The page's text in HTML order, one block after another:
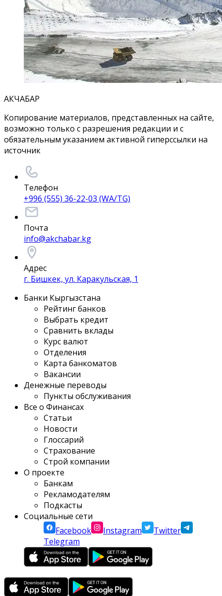
АКЧАБАР
Копирование материалов, представленных на сайте,
возможно только с разрешения редакции и с
обязательным указанием активной гиперссылки на
источник
Телефон
+996 (555) 36-22-03 (WA/TG)
Почта
info@akchabar.kg
Адрес
г. Бишкек, ул. Каракульская, 1
Банки Кыргызстана
Рейтинг банков
Выбрать кредит
Сравнить вклады
Курс валют
Отделения
Карта банкоматов
Вакансии
Денежные переводы
Пункты обслуживания
Все о Финансах
Статьи
Новости
Глоссарий
Страхование
Строй компании
О проекте
Банкам
Рекламодателям
Подкасты
Социальные сети
Facebook
Instagram
Twitter
Telegram